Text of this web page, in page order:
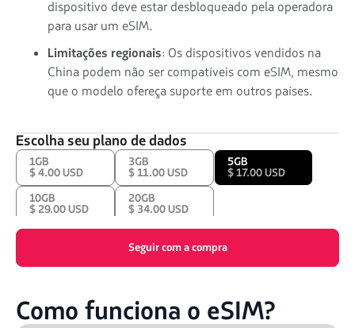
dispositivo deve estar desbloqueado pela operadora
para usar um eSIM.
Limitações regionais: Os dispositivos vendidos na
China podem não ser compatíveis com eSIM, mesmo
que o modelo ofereça suporte em outros países.
Escolha seu plano de dados
1GB
$ 4.00 USD
3GB
$ 11.00 USD
5GB
$ 17.00 USD
10GB
$ 29.00 USD
20GB
$ 34.00 USD
Seguir com a compra
Como funciona o eSIM?